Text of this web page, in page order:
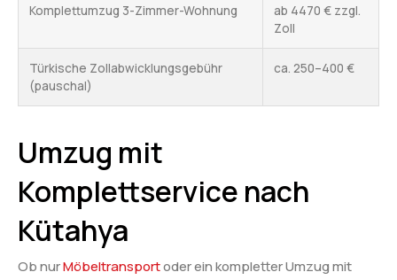
Komplettumzug 3-Zimmer-Wohnung
ab 4470 € zzgl.
Zoll
Türkische Zollabwicklungsgebühr
(pauschal)
ca. 250–400 €
Umzug mit
Komplettservice nach
Kütahya
Ob nurMöbeltransportoder ein kompletter Umzug mit